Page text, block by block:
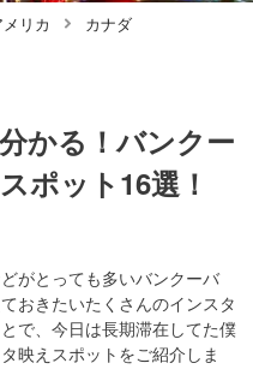
リカ カナダ
かる！バンクー
ポット16選！
がとっても多いバンクーバ
おきたいたくさんのインスタ
で、今日は長期滞在してた僕
映えスポットをご紹介しま